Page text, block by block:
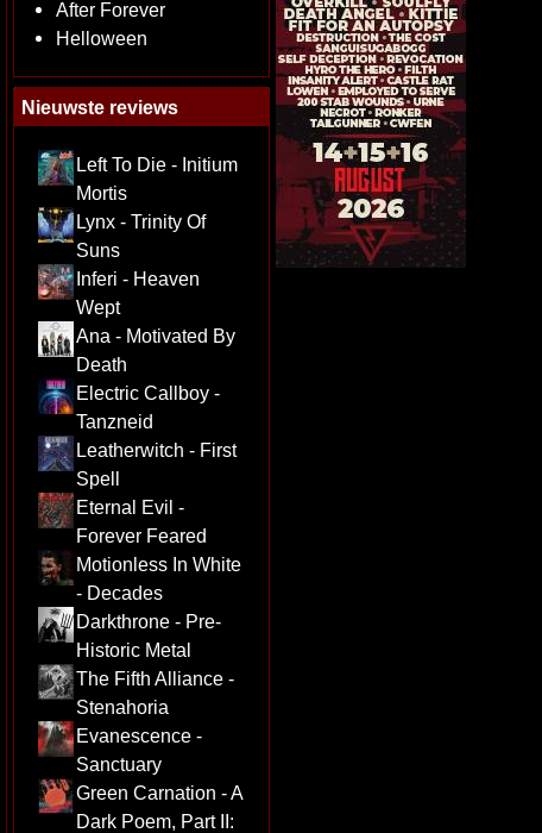
After Forever
Helloween
Nieuwste reviews
Left To Die - Initium
Mortis
Lynx - Trinity Of
Suns
Inferi - Heaven
Wept
Ana - Motivated By
Death
Electric Callboy -
Tanzneid
Leatherwitch - First
Spell
Eternal Evil -
Forever Feared
Motionless In White
- Decades
Darkthrone - Pre-
Historic Metal
The Fifth Alliance -
Stenahoria
Evanescence -
Sanctuary
Green Carnation - A
Dark Poem, Part II: